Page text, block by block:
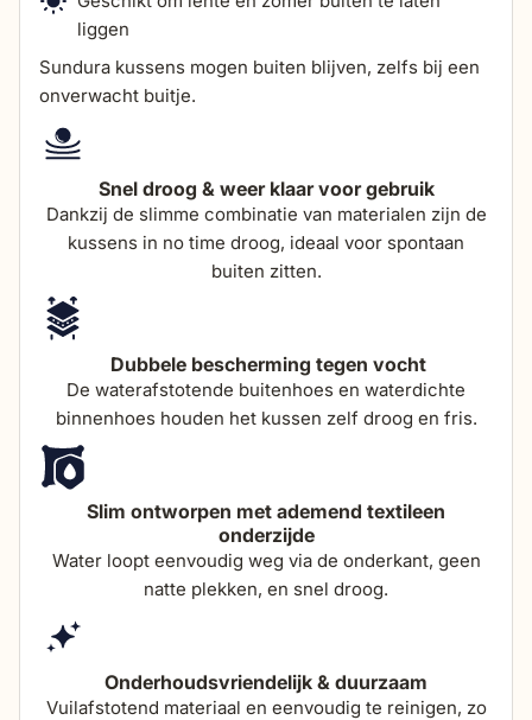
zithoogte 65 cm
zitdiepte
hoogte armleuning 61 cm
breedte armleuning 3,5 cm
dikte zitkussens 25 cm
breedte 79 cm
diepte 92 cm
zithoogte
zitdiepte 54 cm
liggen
Sundura kussens mogen buiten blijven, zelfs bij een
onverwacht buitje.
Snel droog & weer klaar voor gebruik
Dankzij de slimme combinatie van materialen zijn de
kussens in no time droog, ideaal voor spontaan
buiten zitten.
Dubbele bescherming tegen vocht
De waterafstotende buitenhoes en waterdichte
binnenhoes houden het kussen zelf droog en fris.
Slim ontworpen met ademend textileen
onderzijde
Water loopt eenvoudig weg via de onderkant, geen
natte plekken, en snel droog.
Onderhoudsvriendelijk & duurzaam
Vuilafstotend materiaal en eenvoudig te reinigen, zo